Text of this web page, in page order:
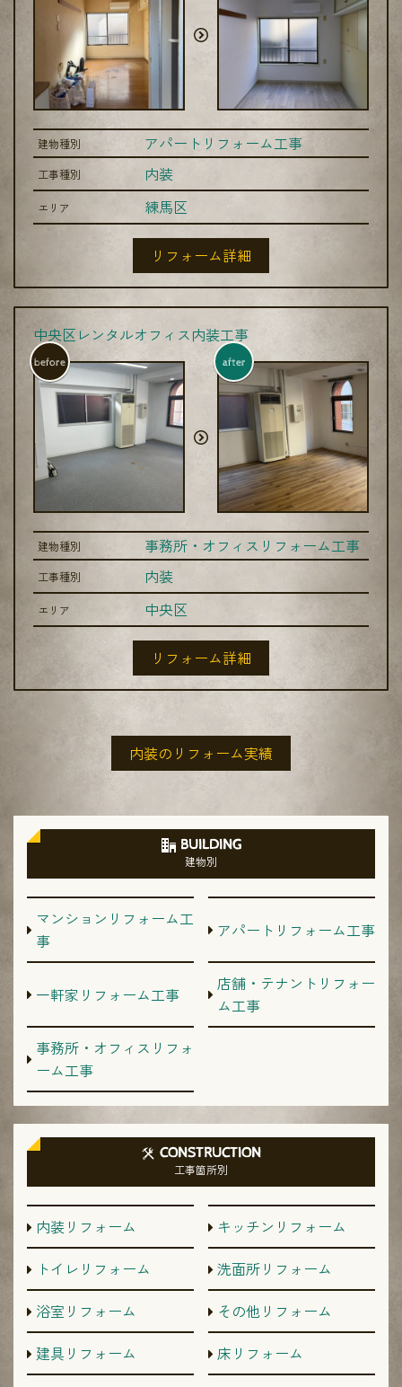
建物種別 アパートリフォーム工事
工事種別 内装
エリア 練馬区
リフォーム詳細
中央区レンタルオフィス内装工事
before after
建物種別 事務所・オフィスリフォーム工事
工事種別 内装
エリア 中央区
リフォーム詳細
内装のリフォーム実績
BUILDING
建物別
マンションリフォーム工
事
アパートリフォーム工事
一軒家リフォーム工事
店舗・テナントリフォー
ム工事
事務所・オフィスリフォ
ーム工事
CONSTRUCTION
工事箇所別
内装リフォーム
キッチンリフォーム
トイレリフォーム
洗面所リフォーム
浴室リフォーム
その他リフォーム
建具リフォーム
床リフォーム